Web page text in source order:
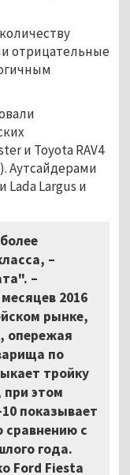
отрицательные
и Toyota RAV4
Аутсайдерами
Largus и
–
–
2016
рынке,
опережая
по
тройку
этом
показывает
с
года.
Ford Fiesta